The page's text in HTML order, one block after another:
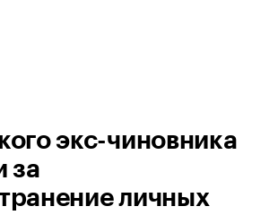
экс-чиновника
за
личных